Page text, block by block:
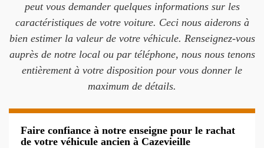
peut vous demander quelques informations sur les
caractéristiques de votre voiture. Ceci nous aiderons à
bien estimer la valeur de votre véhicule. Renseignez-vous
auprès de notre local ou par téléphone, nous nous tenons
entièrement à votre disposition pour vous donner le
maximum de détails.
Faire confiance à notre enseigne pour le rachat
de votre véhicule ancien à Cazevieille